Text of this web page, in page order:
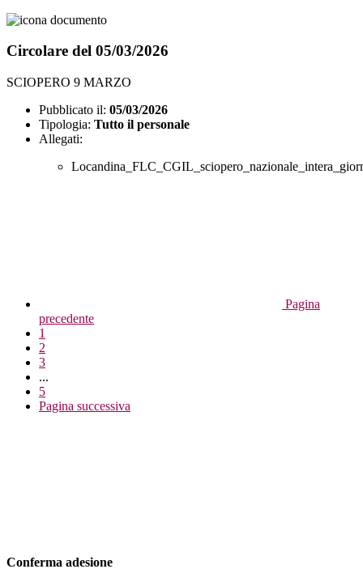
Circolare del 05/03/2026
SCIOPERO 9 MARZO
Pubblicato il: 05/03/2026
Tipologia: Tutto il personale
Allegati:
Pagina
precedente
1
2
3
...
5
Pagina successiva
Conferma adesione